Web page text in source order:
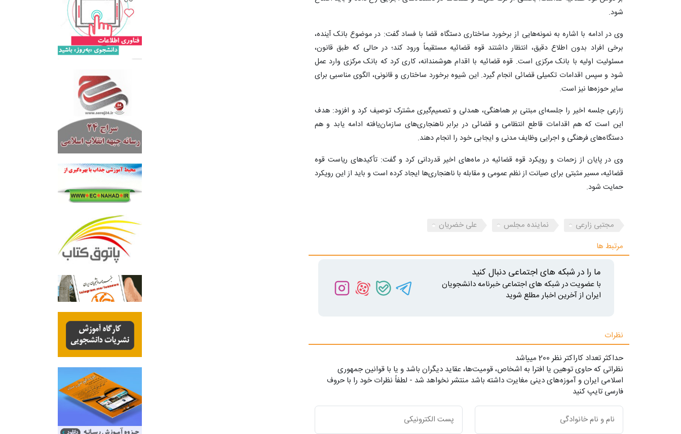
شود.
وی در ادامه با اشاره به نمونه‌هایی از برخورد ساختاری دستگاه قضا با فساد گفت: در موضوع بانک آینده،
برخی افراد بدون اطلاع دقیق، انتظار داشتند قوه قضائیه مستقیماً ورود کند؛ در حالی که طبق قانون،
مسئولیت اولیه با بانک مرکزی است. قوه قضائیه با اقدام هوشمندانه، کاری کرد که بانک مرکزی وارد عمل
شود و سپس اقدامات تکمیلی قضائی انجام گیرد. این شیوه برخورد ساختاری و قانونی، الگوی مناسبی برای
سایر حوزه‌ها نیز است.
زارعی جلسه اخیر را جلسه‌ای مبتنی بر هماهنگی، همدلی و تصمیم‌گیری مشترک توصیف کرد و افزود: هدف
این است که هم اقدامات قاطع انتظامی و قضائی در برابر ناهنجاری‌های سازمان‌یافته ادامه یابد و هم
دستگاه‌های فرهنگی و اجرایی وظایف مدنی و ایجابی خود را انجام دهند.
وی در پایان از زحمات و رویکرد قوه قضائیه در ماه‌های اخیر قدردانی کرد و گفت: تأکیدهای ریاست قوه
قضائیه، مسیر مثبتی برای صیانت از نظم عمومی و مقابله با ناهنجاری‌ها ایجاد کرده است و باید از این رویکرد
حمایت شود.
مجتبی زارعی نماینده مجلس
علی خضریان
مرتبط ها
ما را در شبکه های اجتماعی دنبال کنید
با عضویت در شبکه های اجتماعی خبرنامه دانشجویان
ایران از آخرین اخبار مطلع شوید
نظرات
حداکثر تعداد کاراکتر نظر 200 ميياشد
نظراتی که حاوی توهین یا افترا به اشخاص، قومیت‌ها، عقاید دیگران باشد و یا با قوانین جمهوری
اسلامی ایران و آموزه‌های دینی مغایرت داشته باشد منتشر نخواهد شد - لطفاً نظرات خود را با حروف
فارسی تایپ کنید